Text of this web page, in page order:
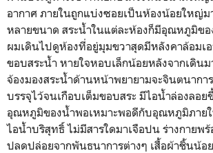
อากาศ ภายในถูกแบ่งซอยเป็นห้องน้อยใหญ่ม
หลายขนาด สระน้ำในแต่ละห้องก็มีอุณหภูมิข
ผมเดินไปดูห้องที่อยู่มุมขวาสุดมีหลังคาล้อมเ
ขอบสระน้ำ หายใจหอบเล็กน้อยหลังจากเดิน
จ้องมองสระน้ำด้านหน้าพยายามจะจินตนากา
บรรจุไว้จนเกือบเต็มขอบสระ มีไอน้ำล่องลอย
อุณหภูมิของน้ำพอเหมาะพอดีกับอุณหภูมิภายใ
ไอน้ำบริสุทธิ์ ไม่มีสารใดมาเจือปน ร่างกายพ
ปลดปล่อยจากพันธนาการต่างๆ เสื้อผ้าชิ้นน้อ